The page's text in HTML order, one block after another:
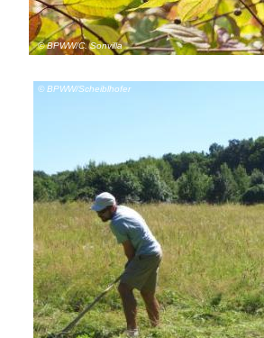
© BPWW/C. Sonvilla
© BPWW/Scheiblhofer